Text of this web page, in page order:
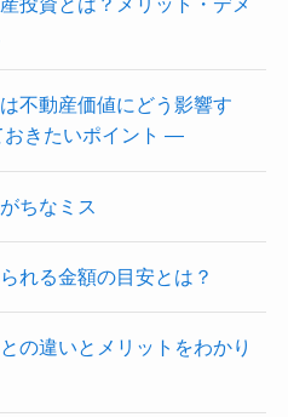
不動産価値にどう影響す
きたいポイント ―
ちなミス
れる金額の目安とは？
の違いとメリットをわかり